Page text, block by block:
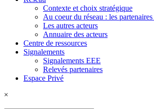
Contexte et choix stratégique
Au coeur du réseau : les
Les autres acteurs
Annuaire des acteurs
Centre de ressources
Signalements
Signalements EEE
Relevés partenaires
Espace Privé
×